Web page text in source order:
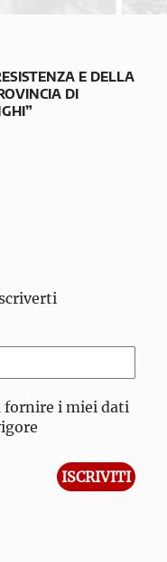
E DELLA
DI
fornire i miei dati